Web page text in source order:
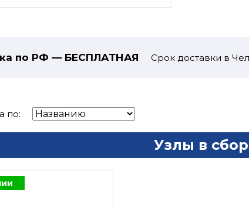
по РФ — БЕСПЛАТНАЯ Срок доставки в
по:
Узлы в